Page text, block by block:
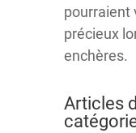
pourraient
précieux
enchères.
Articles